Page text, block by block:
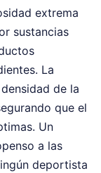
extrema
sustancias
La
de la
que el
Un
a las
deportista